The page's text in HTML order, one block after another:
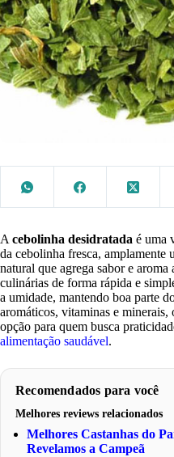
A cebolinha desidratada é uma
da cebolinha fresca, amplamente
natural que agrega sabor e aroma
culinárias de forma rápida e
a umidade, mantendo boa parte
aromáticos, vitaminas e minerais,
opção para quem busca
alimentação saudável.
Recomendados para você
Melhores reviews relacionados
Melhores Castanhas do
Revelamos a Campeã